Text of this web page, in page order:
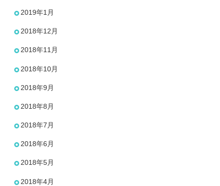
2019年1月
2018年12月
2018年11月
2018年10月
2018年9月
2018年8月
2018年7月
2018年6月
2018年5月
2018年4月